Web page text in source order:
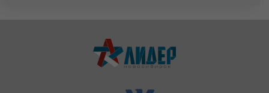
Кедровский Дмитрий Сергеевич
Отинов Михаил Вячеславович
Ощепков Тимофей Романович